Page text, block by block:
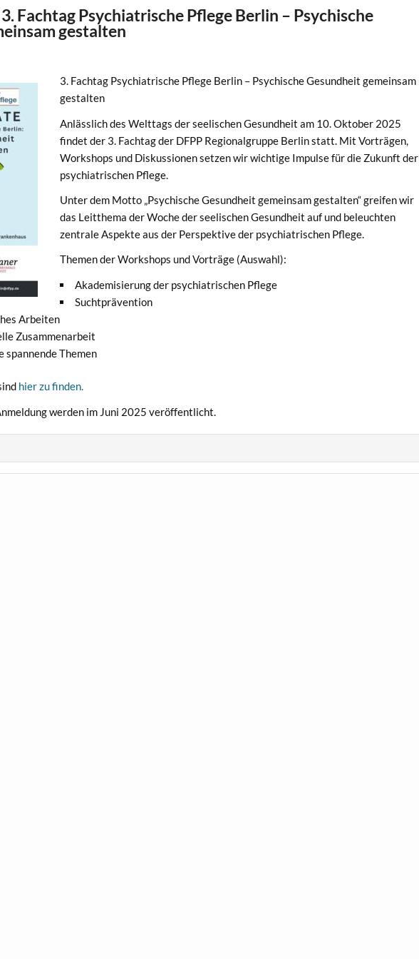
Fachtag Psychiatrische Pflege Berlin – Psychische
gestalten
3. Fachtag Psychiatrische Pflege Berlin – Psychische Gesundheit gemeinsam
gestalten
Anlässlich des Welttags der seelischen Gesundheit am 10. Oktober 2025
findet der 3. Fachtag der DFPP Regionalgruppe Berlin statt. Mit Vorträgen,
Workshops und Diskussionen setzen wir wichtige Impulse für die Zukunft der
psychiatrischen Pflege.
Unter dem Motto „Psychische Gesundheit gemeinsam gestalten“ greifen wir
das Leitthema der Woche der seelischen Gesundheit auf und beleuchten
zentrale Aspekte aus der Perspektive der psychiatrischen Pflege.
Themen der Workshops und Vorträge (Auswahl):
Akademisierung der psychiatrischen Pflege
Suchtprävention
Arbeiten
Zusammenarbeit
spannende Themen
hier zu finden.
werden im Juni 2025 veröffentlicht.